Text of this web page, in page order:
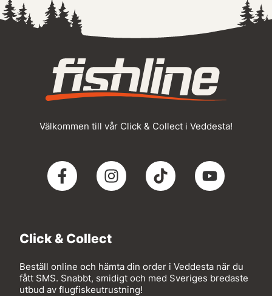
Välkommen till vår Click & Collect i Veddesta!
Click & Collect
Beställ online och hämta din order i Veddesta när du
fått SMS. Snabbt, smidigt och med Sveriges bredaste
utbud av flugfiskeutrustning!